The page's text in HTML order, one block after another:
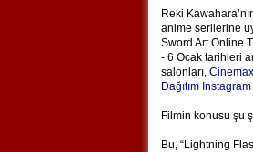
Reki
anime serilerine
Sword Art Online
- 6 Ocak tarihleri
salonları,
Dağıtım
Filmin konusu şu
Bu, “Lightning